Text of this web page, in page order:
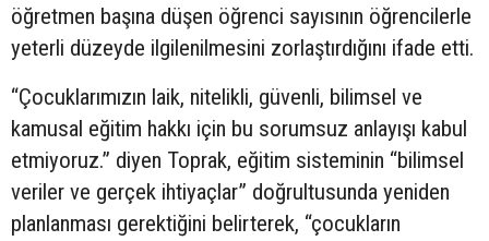
öğretmen başına düşen öğrenci sayısının öğrencilerle
yeterli düzeyde ilgilenilmesini zorlaştırdığını ifade etti.
“Çocuklarımızın laik, nitelikli, güvenli, bilimsel ve
kamusal eğitim hakkı için bu sorumsuz anlayışı kabul
etmiyoruz.” diyen Toprak, eğitim sisteminin “bilimsel
veriler ve gerçek ihtiyaçlar” doğrultusunda yeniden
planlanması gerektiğini belirterek, “çocukların